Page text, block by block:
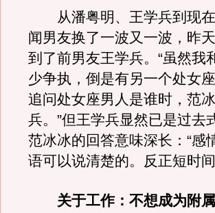
从潘粤明、王学兵到现在
闻男友换了一波又一波，昨
到了前男友王学兵。“虽然我
少争执，倒是有另一个处女
追问处女座男人是谁时，范
兵。”但王学兵显然已是过去
范冰冰的回答意味深长：“感
语可以说清楚的。反正短时
关于工作：不想成为附